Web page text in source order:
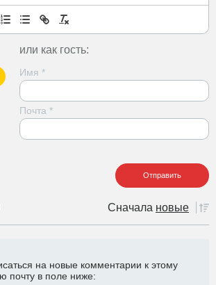
или как гость:
Имя *
Почта *
Сначала новые
на новые комментарии к этому
почту в поле ниже: